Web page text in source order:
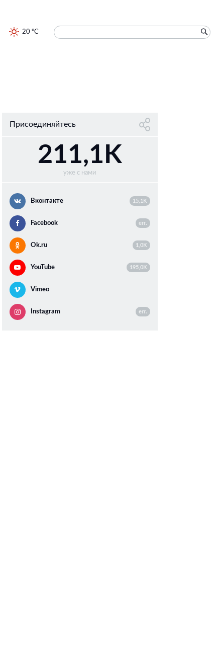
20 °C
Присоединяйтесь
211,1K
уже с нами
Вконтакте 15,1K
Facebook err.
Ok.ru 1,0K
YouTube 195,0K
Vimeo
Instagram err.